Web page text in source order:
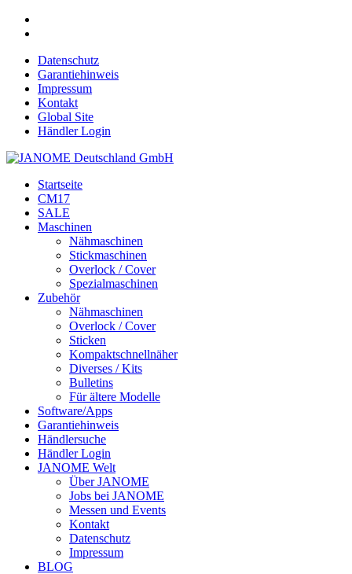
Datenschutz
Garantiehinweis
Impressum
Kontakt
Global Site
Händler Login
Startseite
CM17
SALE
Maschinen
Nähmaschinen
Stickmaschinen
Overlock / Cover
Spezialmaschinen
Zubehör
Nähmaschinen
Overlock / Cover
Sticken
Kompaktschnellnäher
Diverses / Kits
Bulletins
Für ältere Modelle
Software/Apps
Garantiehinweis
Händlersuche
Händler Login
JANOME Welt
Über JANOME
Jobs bei JANOME
Messen und Events
Kontakt
Datenschutz
Impressum
BLOG